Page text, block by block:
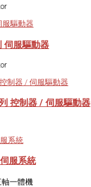
伺服驅動器
控制器 / 伺服驅動器
服系統
軸一體機